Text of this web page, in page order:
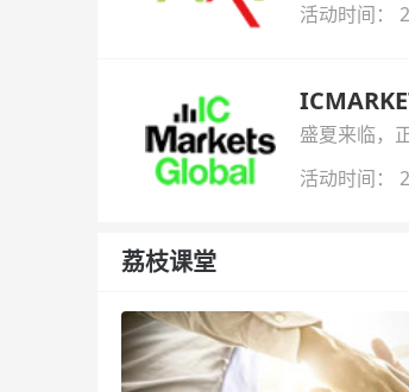
活动时间：
盛夏来临，
金即可参与！
活动时间：
荔枝课堂